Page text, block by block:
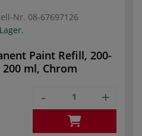
Nr. 08-67697126
Paint Refill, 200-
ml, Chrom
- +